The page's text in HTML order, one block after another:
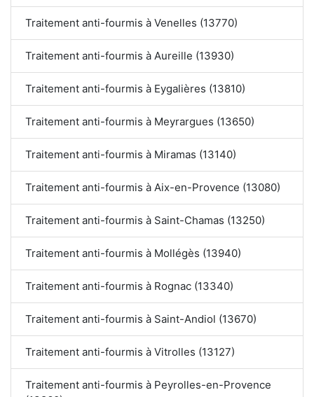
Traitement anti-fourmis à Venelles (13770)
Traitement anti-fourmis à Aureille (13930)
Traitement anti-fourmis à Eygalières (13810)
Traitement anti-fourmis à Meyrargues (13650)
Traitement anti-fourmis à Miramas (13140)
Traitement anti-fourmis à Aix-en-Provence (13080)
Traitement anti-fourmis à Saint-Chamas (13250)
Traitement anti-fourmis à Mollégès (13940)
Traitement anti-fourmis à Rognac (13340)
Traitement anti-fourmis à Saint-Andiol (13670)
Traitement anti-fourmis à Vitrolles (13127)
Traitement anti-fourmis à Peyrolles-en-Provence